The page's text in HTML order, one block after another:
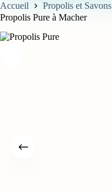
Accueil Propolis et Savons
Propolis Pure à Macher